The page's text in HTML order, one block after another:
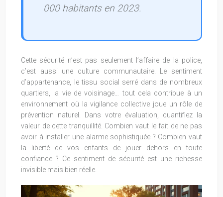
000 habitants en 2023.
Cette sécurité n’est pas seulement l’affaire de la police,
c’est aussi une culture communautaire. Le sentiment
d’appartenance, le tissu social serré dans de nombreux
quartiers, la vie de voisinage… tout cela contribue à un
environnement où la vigilance collective joue un rôle de
prévention naturel. Dans votre évaluation, quantifiez la
valeur de cette tranquillité. Combien vaut le fait de ne pas
avoir à installer une alarme sophistiquée ? Combien vaut
la liberté de vos enfants de jouer dehors en toute
confiance ? Ce sentiment de sécurité est une richesse
invisible mais bien réelle.